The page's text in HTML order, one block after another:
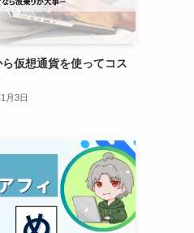
ら仮想通貨を使ってコス
月3日